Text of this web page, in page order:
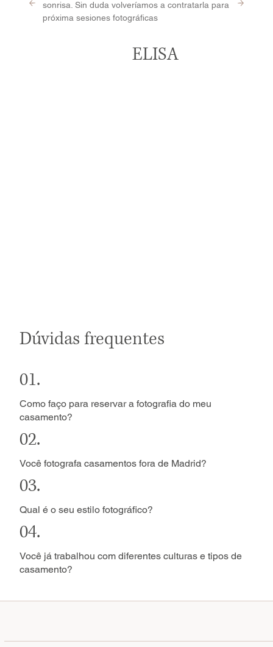
sonrisa. Sin duda volveríamos a contratarla para
próxima sesiones fotográficas
ELISA
Dúvidas frequentes
01.
Como faço para reservar a fotografia do meu
casamento?
02.
Você fotografa casamentos fora de Madrid?
03.
Qual é o seu estilo fotográfico?
04.
Você já trabalhou com diferentes culturas e tipos de
casamento?